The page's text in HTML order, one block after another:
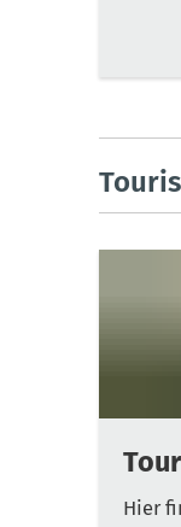
Hier